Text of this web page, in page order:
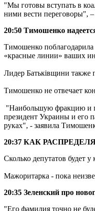
"Мы готовы вступать в
ними вести переговоры",
20:50 Тимошенко
Тимошенко поблагодарила
«красные линии» ваших
Лидер Батьківщини также
Тимошенко не отвечает
"Наибольшую фракцию и
президент Украины и его
руках", - заявила
20:37 КАК
Сколько депутатов будет
Мажоритарка - пока
20:35 Зеленский про
"Его фамилия точно не